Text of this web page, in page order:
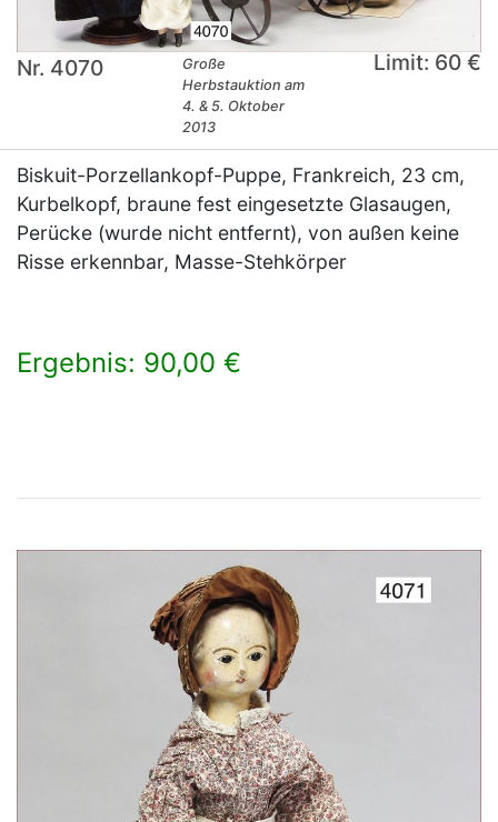
Nr. 4070
Große
Herbstauktion am
4. & 5. Oktober
2013
Limit: 60 €
Biskuit-Porzellankopf-Puppe, Frankreich, 23 cm,
Kurbelkopf, braune fest eingesetzte Glasaugen,
Perücke (wurde nicht entfernt), von außen keine
Risse erkennbar, Masse-Stehkörper
Ergebnis: 90,00 €